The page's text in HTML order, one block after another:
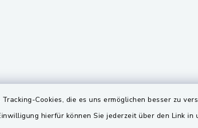
Cookies, die es uns ermöglichen besser zu
hierfür können Sie jederzeit über den Link in
Quicklinks
BayernPortal